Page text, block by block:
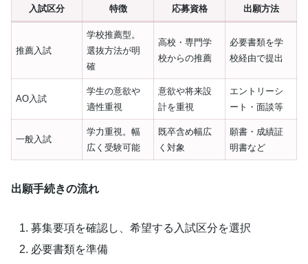
入試区分 特徴 応募資格 出願方法
推薦入試
学校推薦型。
選抜方法が明
確
高校・専門学
校からの推薦
必要書類を学
校経由で提出
AO入試
学生の意欲や
適性重視
意欲や将来設
計を重視
エントリーシ
ート・面談等
一般入試
学力重視。幅
広く受験可能
既卒含め幅広
く対象
願書・成績証
明書など
出願手続きの流れ
募集要項を確認し、希望する入試区分を選択
必要書類を準備